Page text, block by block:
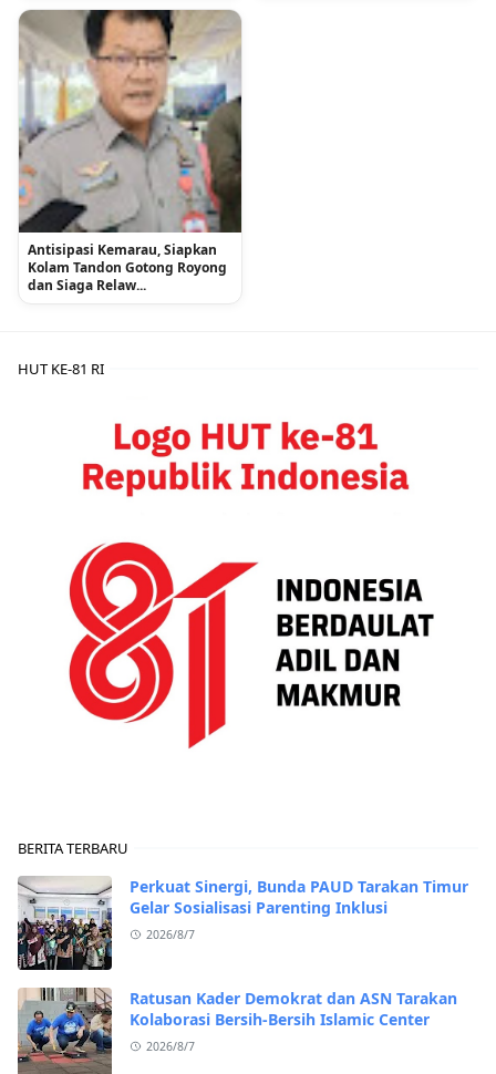
Antisipasi Kemarau, Siapkan
Kolam Tandon Gotong Royong
dan Siaga Relaw...
HUT KE-81 RI
BERITA TERBARU
Perkuat Sinergi, Bunda PAUD Tarakan Timur
Gelar Sosialisasi Parenting Inklusi
2026/8/7
Ratusan Kader Demokrat dan ASN Tarakan
Kolaborasi Bersih-Bersih Islamic Center
2026/8/7